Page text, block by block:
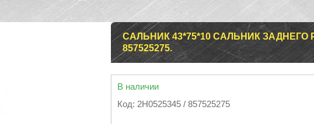
САЛЬНИК 43*75*10 САЛЬНИК ЗАДНЕГО
857525275.
В наличии
Код: 2H0525345 / 857525275